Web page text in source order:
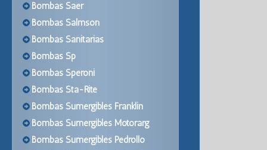
Bombas Saer
Bombas Salmson
Bombas Sanitarias
Bombas Sp
Bombas Speroni
Bombas Sta-Rite
Bombas Sumergibles Franklin
Bombas Sumergibles Motorarg
Bombas Sumergibles Pedrollo